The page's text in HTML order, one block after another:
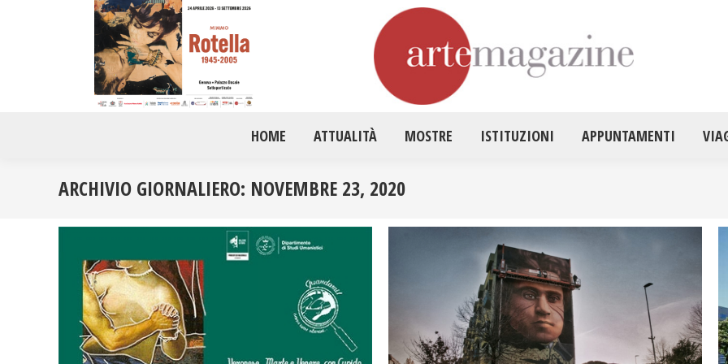
HOME ATTUALITÀ MOSTRE ISTITUZIONI APPUNTAMENTI
ARCHIVIO GIORNALIERO: NOVEMBRE 23, 2020
HOME